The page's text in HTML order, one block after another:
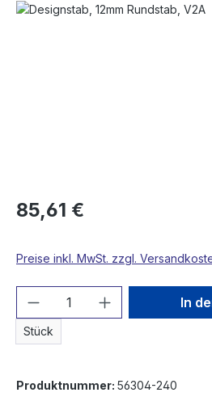
Bildergalerie überspringen
85,61 €
Preise inkl. MwSt. zzgl.
Produkt Anzahl: Gib
Stück
In
Produktnummer: 56304-240